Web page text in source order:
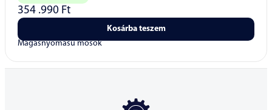
354 .990 Ft
Kosárba teszem
Magasnyomású mosók